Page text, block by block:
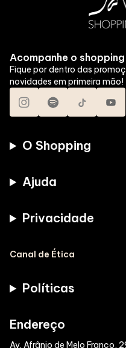
Acompanhe o
Fique por dentro das
novidades em primeira mão!
O Shopping
Ajuda
Privacidade
Canal de Ética
Políticas
Endereço
Av. Afrânio de Melo Franco,